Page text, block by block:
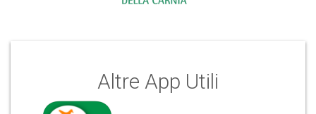
Altre App Utili